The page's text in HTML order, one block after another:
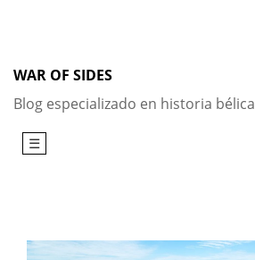
WAR OF SIDES
Blog especializado en historia bélica
☰